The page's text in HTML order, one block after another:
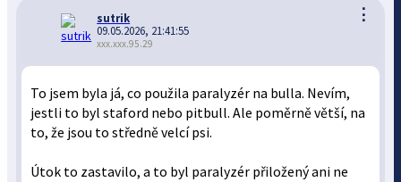
⋮
sutrik
09.05.2026, 21:41:55
xxx.xxx.95.29
To jsem byla já, co použila paralyzér na bulla. Nevím,
jestli to byl staford nebo pitbull. Ale poměrně větší, na
to, že jsou to středně velcí psi.
Útok to zastavilo, a to byl paralyzér přiložený ani ne